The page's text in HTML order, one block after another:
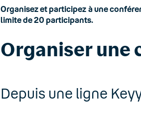
Organisez et participez à une
limite de 20 participants.
Organiser une
Depuis une ligne